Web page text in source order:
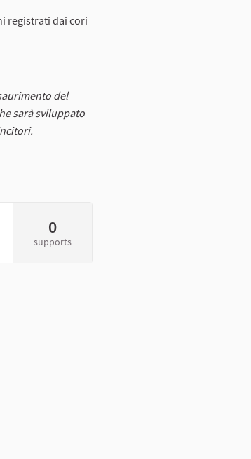
registrati dai cori
del
sarà sviluppato
0
supports